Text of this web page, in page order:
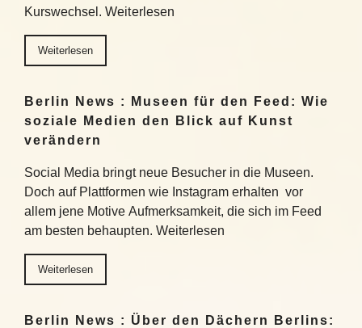
Kurswechsel. Weiterlesen
Weiterlesen
Berlin News : Museen für den Feed: Wie
soziale Medien den Blick auf Kunst
verändern
Social Media bringt neue Besucher in die Museen.
Doch auf Plattformen wie Instagram erhalten vor
allem jene Motive Aufmerksamkeit, die sich im Feed
am besten behaupten. Weiterlesen
Weiterlesen
Berlin News : Über den Dächern Berlins: